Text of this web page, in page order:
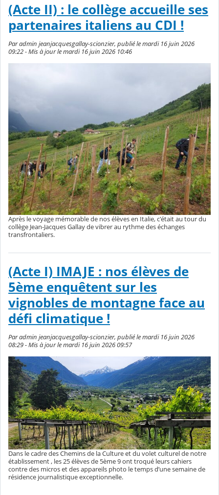
(Acte II) : le collège accueille ses
partenaires italiens au CDI !
Par admin jeanjacquesgallay-scionzier, publié le mardi 16 juin 2026
09:22 - Mis à jour le mardi 16 juin 2026 10:46
Après le voyage mémorable de nos élèves en Italie, c'était au tour du
collège Jean-Jacques Gallay de vibrer au rythme des échanges
transfrontaliers.
(Acte I) IMAJE : nos élèves de
5ème enquêtent sur les
vignobles de montagne face au
défi climatique !
Par admin jeanjacquesgallay-scionzier, publié le mardi 16 juin 2026
08:29 - Mis à jour le mardi 16 juin 2026 09:57
Dans le cadre des Chemins de la Culture et du volet culturel de notre
établissement , les 25 élèves de 5ème 9 ont troqué leurs cahiers
contre des micros et des appareils photo le temps d’une semaine de
résidence journalistique exceptionnelle.